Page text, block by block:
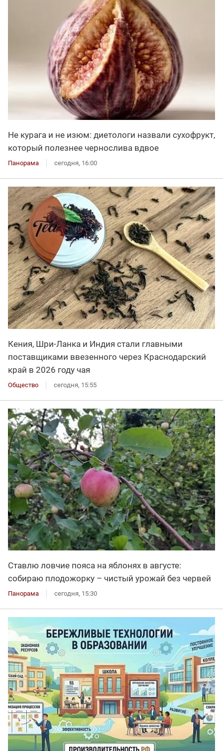
Не курага и не изюм: диетологи назвали сухофрукт,
который полезнее чернослива вдвое
Панорама сегодня, 16:00
Кения, Шри-Ланка и Индия стали главными
поставщиками ввезенного через Краснодарский
край в 2026 году чая
Общество сегодня, 15:55
Ставлю ловчие пояса на яблонях в августе:
собираю плодожорку – чистый урожай без червей
Панорама сегодня, 15:30